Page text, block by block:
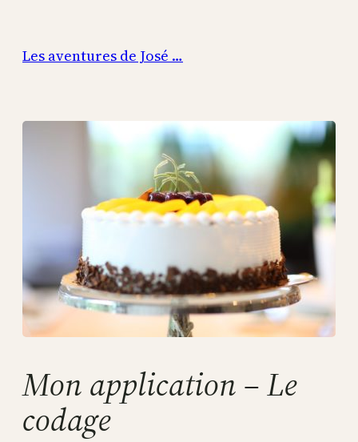
contenu
Les aventures de José …
Mon application – Le
codage